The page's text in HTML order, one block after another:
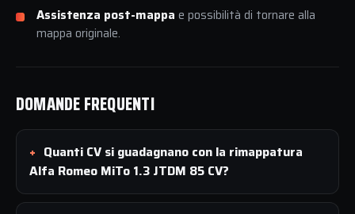
Assistenza post-mappa e possibilità di tornare alla
mappa originale.
DOMANDE FREQUENTI
Quanti CV si guadagnano con la rimappatura
Alfa Romeo MiTo 1.3 JTDM 85 CV?